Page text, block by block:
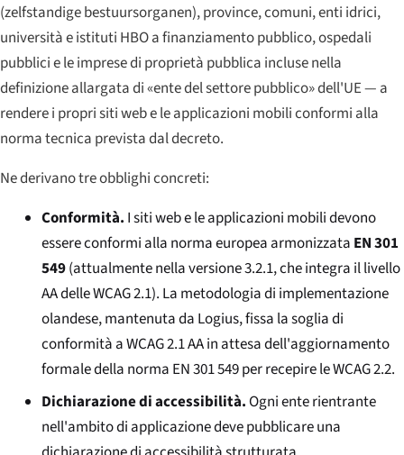
(zelfstandige bestuursorganen), province, comuni, enti idrici,
università e istituti HBO a finanziamento pubblico, ospedali
pubblici e le imprese di proprietà pubblica incluse nella
definizione allargata di «ente del settore pubblico» dell'UE — a
rendere i propri siti web e le applicazioni mobili conformi alla
norma tecnica prevista dal decreto.
Ne derivano tre obblighi concreti:
Conformità. I siti web e le applicazioni mobili devono
essere conformi alla norma europea armonizzata EN 301
549(attualmente nella versione 3.2.1, che integra il livello
AA delle WCAG 2.1). La metodologia di implementazione
olandese, mantenuta da Logius, fissa la soglia di
conformità a WCAG 2.1 AA in attesa dell'aggiornamento
formale della norma EN 301 549 per recepire le WCAG 2.2.
Dichiarazione di accessibilità.Ogni ente rientrante
nell'ambito di applicazione deve pubblicare una